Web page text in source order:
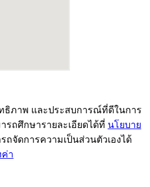
ธิภาพ และประสบการณ์ที่ดีในการ
ถศึกษารายละเอียดได้ที่ นโยบาย
ถจัดการความเป็นส่วนตัวเองได้
ค่า